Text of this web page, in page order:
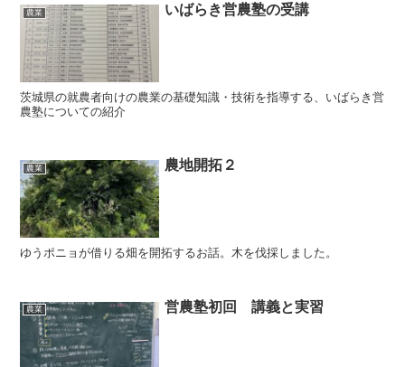
農業 いばらき営農塾の受講
茨城県の就農者向けの農業の基礎知識・技術を指導する、いばらき営
農塾についての紹介
農業 農地開拓２
ゆうポニョが借りる畑を開拓するお話。木を伐採しました。
農業 営農塾初回 講義と実習